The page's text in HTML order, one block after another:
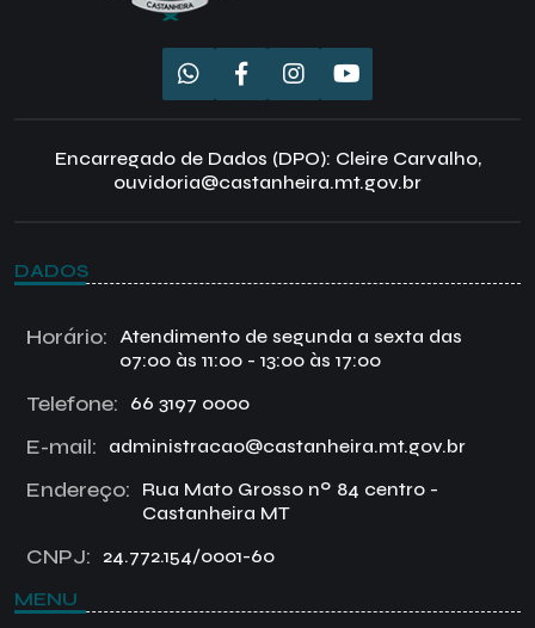
Encarregado de Dados (DPO): Cleire Carvalho,
ouvidoria@castanheira.mt.gov.br
DADOS
Horário:
Atendimento de segunda a sexta das
07:00 às 11:00 - 13:00 às 17:00
Telefone: 66 3197 0000
E-mail: administracao@castanheira.mt.gov.br
Endereço:
Rua Mato Grosso nº 84 centro -
Castanheira MT
CNPJ: 24.772.154/0001-60
MENU